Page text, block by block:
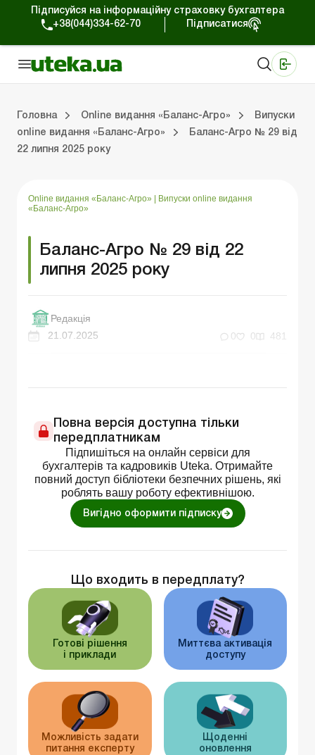
Підписуйся на інформаційну страховку бухгалтера
+38(044)334-62-70
Підписатися
Головна Online видання «Баланс-Агро»
Випуски
online видання «Баланс-Агро»
Баланс-Агро № 29 від
22 липня 2025 року
Online видання «Баланс-Агро»
Випуски online видання
«Баланс-Агро»
Баланс-Агро № 29 від 22
липня 2025 року
Редакція
21.07.2025
0 0 481
Повна версія доступна тільки
передплатникам
Підпишіться на онлайн сервіси для
бухгалтерів та кадровиків Uteka. Отримайте
повний доступ бібліотеки безпечних рішень, які
роблять вашу роботу ефективнішою.
Вигідно оформити підписку
Що входить в передплату?
Готові рішення
і приклади
Миттєва активація
доступу
Можливість задати
питання експерту
Щоденні
оновлення